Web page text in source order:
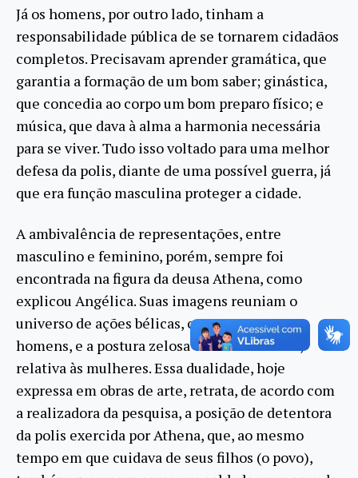
Já os homens, por outro lado, tinham a
responsabilidade pública de se tornarem cidadãos
completos. Precisavam aprender gramática, que
garantia a formação de um bom saber; ginástica,
que concedia ao corpo um bom preparo físico; e
música, que dava à alma a harmonia necessária
para se viver. Tudo isso voltado para uma melhor
defesa da polis, diante de uma possível guerra, já
que era função masculina proteger a cidade.
A ambivalência de representações, entre
masculino e feminino, porém, sempre foi
encontrada na figura da deusa Athena, como
explicou Angélica. Suas imagens reuniam o
universo de ações bélicas, concernente aos
homens, e a postura zelosa e afetiva de mãe,
relativa às mulheres. Essa dualidade, hoje
expressa em obras de arte, retrata, de acordo com
a realizadora da pesquisa, a posição de detentora
da polis exercida por Athena, que, ao mesmo
tempo em que cuidava de seus filhos (o povo),